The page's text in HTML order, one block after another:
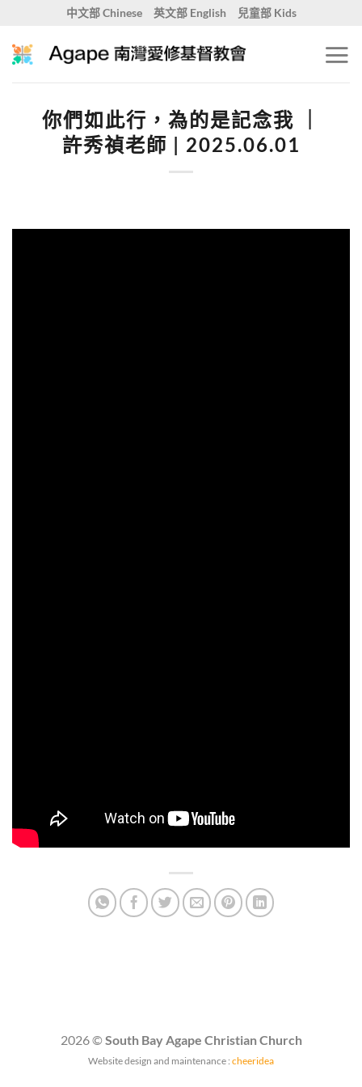
content
中文部 Chinese 英文部 English 兒童部 Kids
你們如此行，為的是記念我 ｜
許秀禎老師 | 2025.06.01
2026 ©South Bay Agape Christian Church
Website design and maintenance : cheeridea